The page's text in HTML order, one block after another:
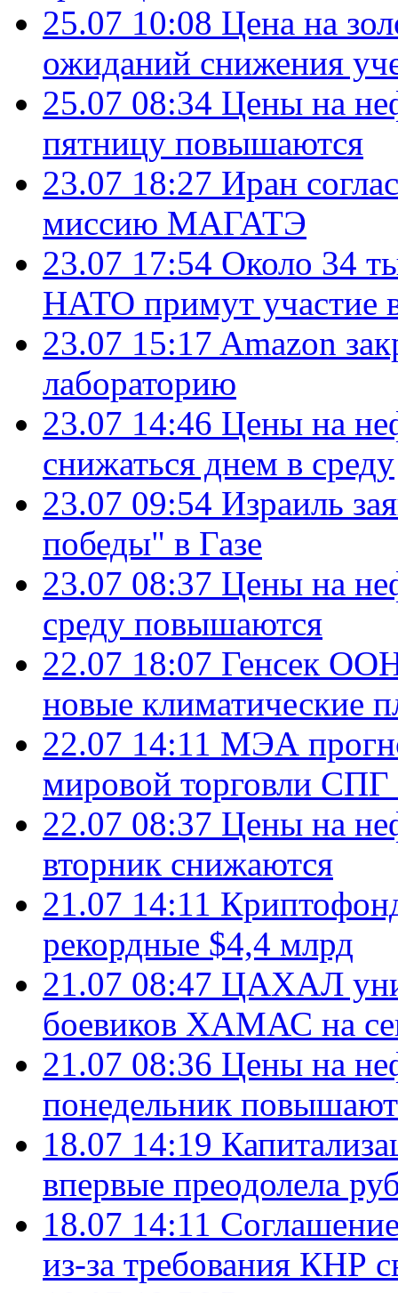
25.07 10:08 Цена на
ожиданий снижения
25.07 08:34 Цены на
пятницу повышаются
23.07 18:27 Иран
миссию МАГАТЭ
23.07 17:54 Около 34
НАТО примут участие
23.07 15:17 Amazon
лабораторию
23.07 14:46 Цены на
снижаться днем в среду
23.07 09:54 Израиль
победы" в Газе
23.07 08:37 Цены на
среду повышаются
22.07 18:07 Генсек ООН
новые климатические
22.07 14:11 МЭА
мировой торговли СПГ
22.07 08:37 Цены на
вторник снижаются
21.07 14:11
рекордные $4,4 млрд
21.07 08:47 ЦАХАЛ
боевиков ХАМАС на
21.07 08:36 Цены на
понедельник
18.07 14:19
впервые преодолела
18.07 14:11
из-за требования КНР